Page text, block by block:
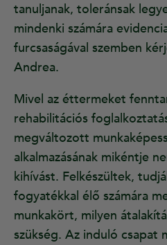
tanuljanak, toleránsak
mindenki számára
furcsaságával szemben
Andrea.
Mivel az éttermeket
rehabilitációs
megváltozott
alkalmazásának mikéntje
kihívást. Felkészültek,
fogyatékkal élő számára
munkakört, milyen
szükség. Az induló csapat